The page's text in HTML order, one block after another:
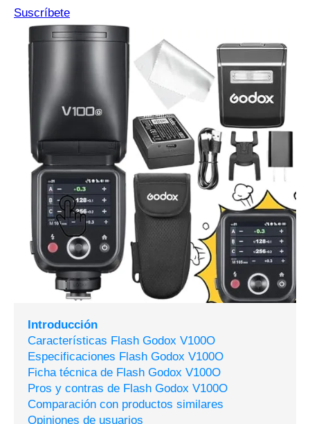
Suscríbete
Introducción
Características Flash Godox V100O
Especificaciones Flash Godox V100O
Ficha técnica de Flash Godox V100O
Pros y contras de Flash Godox V100O
Comparación con productos similares
Opiniones de usuarios